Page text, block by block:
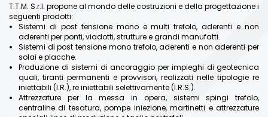
T.T.M. S.r.l. propone al mondo delle costruzioni e della progettazione i
seguenti prodotti:
Sistemi di post tensione mono e multi trefolo, aderenti e non
aderenti per ponti, viadotti, strutture e grandi manufatti.
Sistemi di post tensione mono trefolo, aderenti e non aderenti per
solai e placche.
Produzione di sistemi di ancoraggio per impieghi di geotecnica
quali, tiranti permanenti e provvisori, realizzati nelle tipologie re
iniettabili (I.R.), re iniettabili selettivamente (I.R.S.).
Attrezzature per la messa in opera, sistemi spingi trefolo,
centraline di tesatura, pompe iniezione, martinetti e attrezzature